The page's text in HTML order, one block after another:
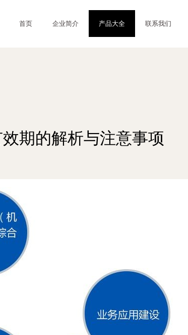
首页 企业简介 产品大全 联系我们
期的解析与注意事项